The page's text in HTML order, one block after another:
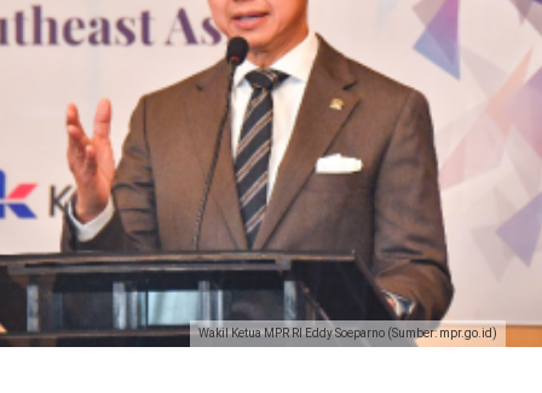
Wakil Ketua MPR RI Eddy Soeparno (Sumber: mpr.go.id)